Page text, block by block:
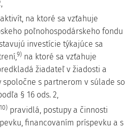
na ktoré sa vzťahuje
poľnohospodárskeho fondu
investície týkajúce sa
9)na ktoré sa vzťahuje
žiadateľ v žiadosti a
s partnerom v súlade so
§ 16 ods. 2,
pravidlá, postupy a činnosti
financovaním príspevku a s